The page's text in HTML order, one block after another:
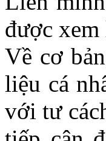
được
Về cơ
liệu cá
với tư